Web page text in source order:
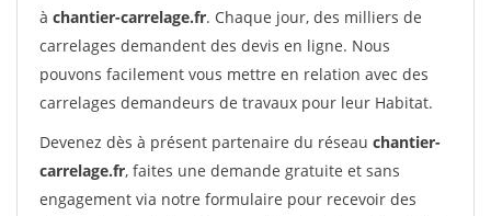
à chantier-carrelage.fr. Chaque jour, des milliers de
carrelages demandent des devis en ligne. Nous
pouvons facilement vous mettre en relation avec des
carrelages demandeurs de travaux pour leur Habitat.
Devenez dès à présent partenaire du réseau chantier-
carrelage.fr, faites une demande gratuite et sans
engagement via notre formulaire pour recevoir des